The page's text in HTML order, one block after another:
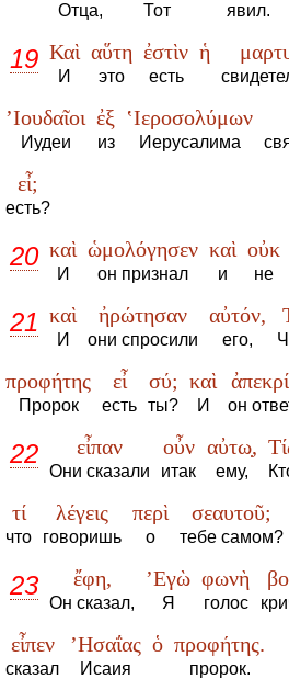
Отца, Тот явил.
19 Καὶ
И
αὕτη
это
ἐστὶν
есть
ἡ
’Ιουδαῖοι
Иудеи
ἐξ
из
‛Ιεροσολύμων
Иерусалима
εἶ;
есть?
20 καὶ
И
ὡμολόγησεν
он признал
καὶ
и
οὐκ
не
21 καὶ
И
ἠρώτησαν
они спросили
αὐτόν,
его,
προφήτης
Пророк
εἶ
есть
σύ;
ты?
καὶ
И он
22 εἶπαν
Они сказали
οὖν
итак
αὐτω̣,
ему,
τί
что
λέγεις
говоришь
περὶ
о
σεαυτοῦ;
тебе самом?
23 ἔφη,
Он сказал,
’Εγὼ
Я
φωνὴ
голос
εἶπεν
сказал
’Ησαΐας
Исаия
ὁ προφήτης.
пророк.